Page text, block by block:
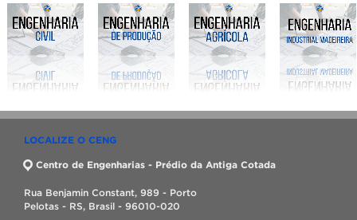
LOCALIZE O CENG
Centro de Engenharias - Prédio da Antiga Cotada
Rua Benjamin Constant, 989 - Porto
Pelotas - RS, Brasil - 96010-020